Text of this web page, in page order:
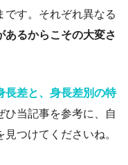
です。それぞれ異なる
あるからこその大変さ
長差と、身長差別の特
ひ当記事を参考に、自
つけてくださいね。